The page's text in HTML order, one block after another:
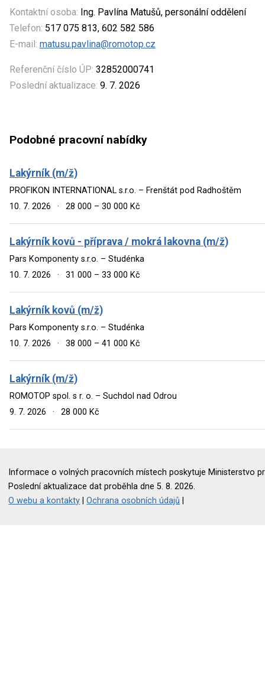
Kontaktní osoba: Ing. Pavlína Matušů, personální oddělení
Telefon: 517 075 813, 602 582 586
E-mail: matusu.pavlina@romotop.cz
Referenční číslo ÚP: 32852000741
Poslední aktualizace: 9. 7. 2026
Podobné pracovní nabídky
Lakýrník (m/ž)
PROFIKON INTERNATIONAL s.r.o. – Frenštát pod Radhoštěm
10. 7. 2026
· 28 000 – 30 000 Kč
Lakýrník kovů - příprava / mokrá lakovna (m/ž)
Pars Komponenty s.r.o. – Studénka
10. 7. 2026
· 31 000 – 33 000 Kč
Lakýrník kovů (m/ž)
Pars Komponenty s.r.o. – Studénka
10. 7. 2026
· 38 000 – 41 000 Kč
Lakýrník (m/ž)
ROMOTOP spol. s r. o. – Suchdol nad Odrou
9. 7. 2026
· 28 000 Kč
Informace o volných pracovních místech poskytuje Ministerstvo
Poslední aktualizace dat proběhla dne 5. 8. 2026.
O webu a kontakty |Ochrana osobních údajů